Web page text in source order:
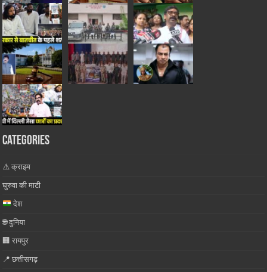
Categories
⚠️ क्राइम
घुरुवा की माटी
देश
🌐 दुनिया
🏢 रायपुर
📍 छत्तीसगढ़